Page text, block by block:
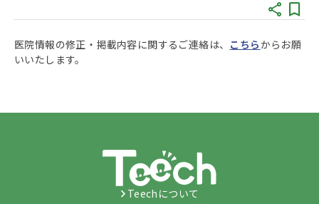
医院情報の修正・掲載内容に関するご連絡は、 こちらからお願
いいたします。
Teechについて